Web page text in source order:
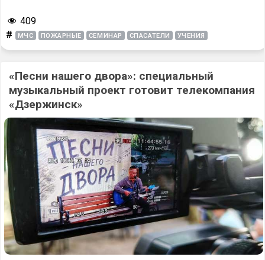
409
# МЧС ПОЖАРНЫЕ СЕМИНАР СПАСАТЕЛИ УЧЕНИЯ
«Песни нашего двора»: специальный
музыкальный проект готовит телекомпания
«Дзержинск»